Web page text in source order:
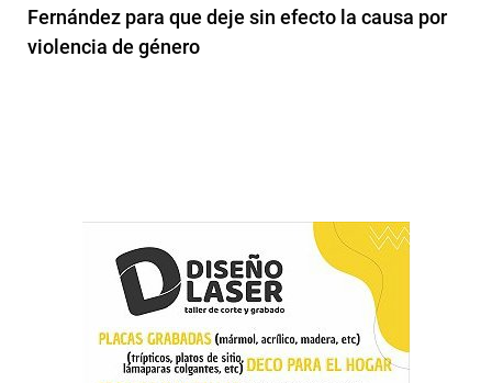
Fernández para que deje sin efecto la causa por
violencia de género